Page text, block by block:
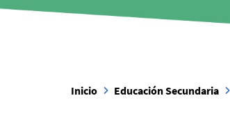
Inicio Educación Secundaria